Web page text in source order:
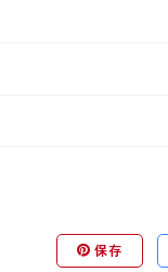
保存